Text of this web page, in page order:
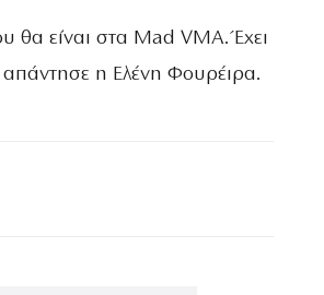
θα είναι στα Mad VMA. Έχει
η Ελένη Φουρέιρα.